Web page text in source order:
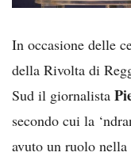
In occasione delle
della Rivolta di
Sud il giornalista
secondo cui la
avuto un ruolo